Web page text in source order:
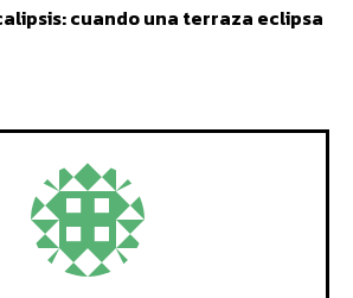
cuando una terraza eclipsa